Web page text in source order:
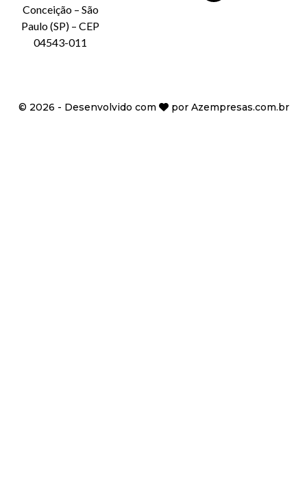
Conceição – São
Paulo (SP) – CEP
04543-011
© 2026 - Desenvolvido com por Azempresas.com.br